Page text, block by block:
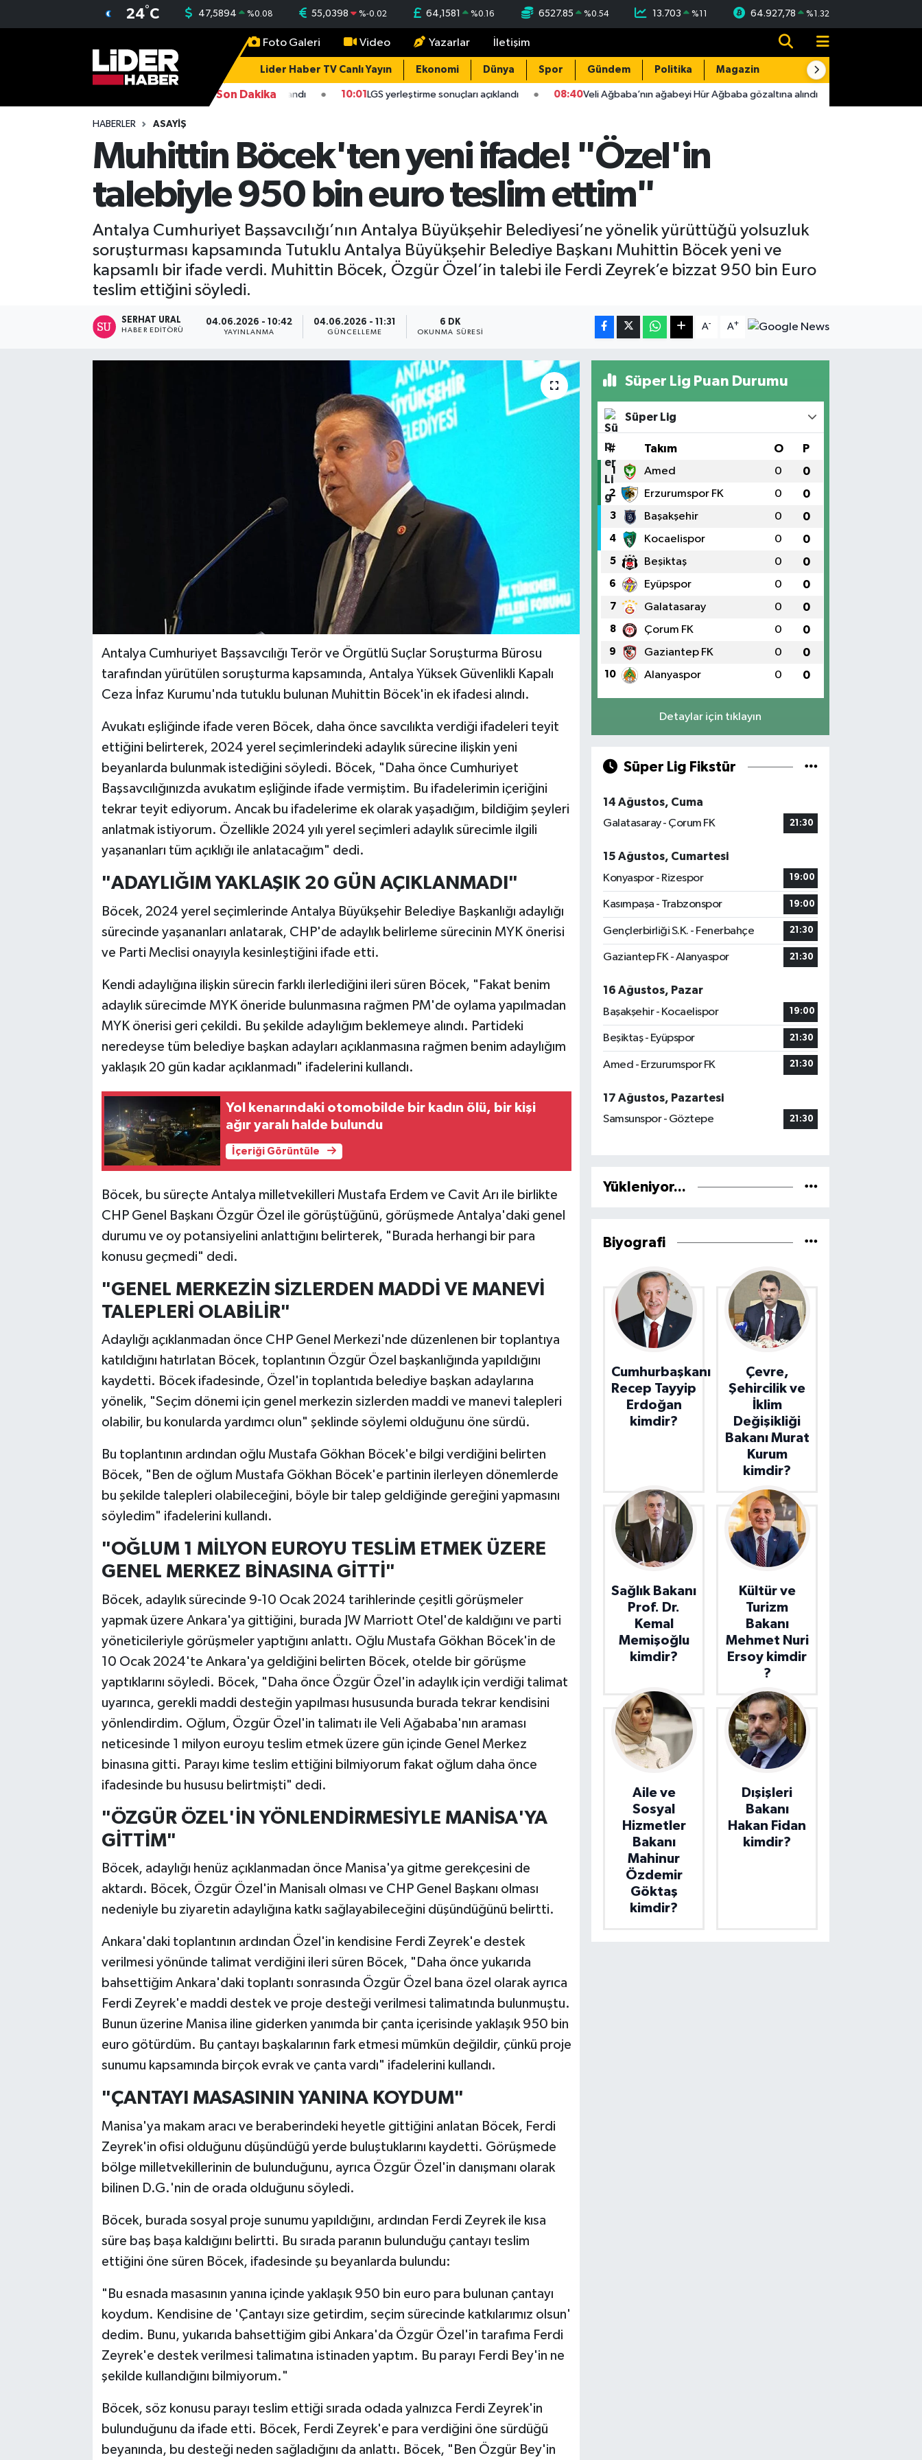
24°C 47,5894 %0.08 55,0398 %-0.02 64,1581 %0.16 6527.85 %0.54 13.703 %11 64.927,78 %1.32
Foto Galeri Video Yazarlar İletişim
Lider Haber TV Canlı Yayın Ekonomi Dünya Spor Gündem Politika Magazin Resmi İlanlar
Son Dakika
FETÖ üyesi Burkay Karatepe tutuklandı 10:01LGS yerleştirme sonuçları açıklandı 08:40Veli Ağbaba’nın ağabeyi Hür Ağbaba gözaltına alındı
HABERLER ASAYIŞ
Muhittin Böcek'ten yeni ifade! "Özel'in
talebiyle 950 bin euro teslim ettim"
Antalya Cumhuriyet Başsavcılığı’nın Antalya Büyükşehir Belediyesi’ne yönelik yürüttüğü yolsuzluk
soruşturması kapsamında Tutuklu Antalya Büyükşehir Belediye Başkanı Muhittin Böcek yeni ve
kapsamlı bir ifade verdi. Muhittin Böcek, Özgür Özel’in talebi ile Ferdi Zeyrek’e bizzat 950 bin Euro
teslim ettiğini söyledi.
SERHAT URAL
HABER EDITÖRÜ
04.06.2026 - 10:42
YAYINLANMA
04.06.2026 - 11:31
GÜNCELLEME
6 DK
OKUNMA SÜRESI
A- A+
Antalya Cumhuriyet Başsavcılığı Terör ve Örgütlü Suçlar Soruşturma Bürosu
tarafından yürütülen soruşturma kapsamında, Antalya Yüksek Güvenlikli Kapalı
Ceza İnfaz Kurumu'nda tutuklu bulunan Muhittin Böcek'in ek ifadesi alındı.
Avukatı eşliğinde ifade veren Böcek, daha önce savcılıkta verdiği ifadeleri teyit
ettiğini belirterek, 2024 yerel seçimlerindeki adaylık sürecine ilişkin yeni
beyanlarda bulunmak istediğini söyledi. Böcek, "Daha önce Cumhuriyet
Başsavcılığınızda avukatım eşliğinde ifade vermiştim. Bu ifadelerimin içeriğini
tekrar teyit ediyorum. Ancak bu ifadelerime ek olarak yaşadığım, bildiğim şeyleri
anlatmak istiyorum. Özellikle 2024 yılı yerel seçimleri adaylık sürecimle ilgili
yaşananları tüm açıklığı ile anlatacağım" dedi.
"ADAYLIĞIM YAKLAŞIK 20 GÜN AÇIKLANMADI"
Böcek, 2024 yerel seçimlerinde Antalya Büyükşehir Belediye Başkanlığı adaylığı
sürecinde yaşananları anlatarak, CHP'de adaylık belirleme sürecinin MYK önerisi
ve Parti Meclisi onayıyla kesinleştiğini ifade etti.
Kendi adaylığına ilişkin sürecin farklı ilerlediğini ileri süren Böcek, "Fakat benim
adaylık sürecimde MYK öneride bulunmasına rağmen PM'de oylama yapılmadan
MYK önerisi geri çekildi. Bu şekilde adaylığım beklemeye alındı. Partideki
neredeyse tüm belediye başkan adayları açıklanmasına rağmen benim adaylığım
yaklaşık 20 gün kadar açıklanmadı" ifadelerini kullandı.
Yol kenarındaki otomobilde bir kadın ölü, bir kişi
ağır yaralı halde bulundu
İçeriği Görüntüle
Böcek, bu süreçte Antalya milletvekilleri Mustafa Erdem ve Cavit Arı ile birlikte
CHP Genel Başkanı Özgür Özel ile görüştüğünü, görüşmede Antalya'daki genel
durumu ve oy potansiyelini anlattığını belirterek, "Burada herhangi bir para
konusu geçmedi" dedi.
"GENEL MERKEZİN SİZLERDEN MADDİ VE MANEVİ
TALEPLERİ OLABİLİR"
Adaylığı açıklanmadan önce CHP Genel Merkezi'nde düzenlenen bir toplantıya
katıldığını hatırlatan Böcek, toplantının Özgür Özel başkanlığında yapıldığını
kaydetti. Böcek ifadesinde, Özel'in toplantıda belediye başkan adaylarına
yönelik, "Seçim dönemi için genel merkezin sizlerden maddi ve manevi talepleri
olabilir, bu konularda yardımcı olun" şeklinde söylemi olduğunu öne sürdü.
Bu toplantının ardından oğlu Mustafa Gökhan Böcek'e bilgi verdiğini belirten
Böcek, "Ben de oğlum Mustafa Gökhan Böcek'e partinin ilerleyen dönemlerde
bu şekilde talepleri olabileceğini, böyle bir talep geldiğinde gereğini yapmasını
söyledim" ifadelerini kullandı.
"OĞLUM 1 MİLYON EUROYU TESLİM ETMEK ÜZERE
GENEL MERKEZ BİNASINA GİTTİ"
Böcek, adaylık sürecinde 9-10 Ocak 2024 tarihlerinde çeşitli görüşmeler
yapmak üzere Ankara'ya gittiğini, burada JW Marriott Otel'de kaldığını ve parti
yöneticileriyle görüşmeler yaptığını anlattı. Oğlu Mustafa Gökhan Böcek'in de
10 Ocak 2024'te Ankara'ya geldiğini belirten Böcek, otelde bir görüşme
yaptıklarını söyledi. Böcek, "Daha önce Özgür Özel'in adaylık için verdiği talimat
uyarınca, gerekli maddi desteğin yapılması hususunda burada tekrar kendisini
yönlendirdim. Oğlum, Özgür Özel'in talimatı ile Veli Ağababa'nın araması
neticesinde 1 milyon euroyu teslim etmek üzere gün içinde Genel Merkez
binasına gitti. Parayı kime teslim ettiğini bilmiyorum fakat oğlum daha önce
ifadesinde bu hususu belirtmişti" dedi.
"ÖZGÜR ÖZEL'İN YÖNLENDİRMESİYLE MANİSA'YA
GİTTİM"
Böcek, adaylığı henüz açıklanmadan önce Manisa'ya gitme gerekçesini de
aktardı. Böcek, Özgür Özel'in Manisalı olması ve CHP Genel Başkanı olması
nedeniyle bu ziyaretin adaylığına katkı sağlayabileceğini düşündüğünü belirtti.
Ankara'daki toplantının ardından Özel'in kendisine Ferdi Zeyrek'e destek
verilmesi yönünde talimat verdiğini ileri süren Böcek, "Daha önce yukarıda
bahsettiğim Ankara'daki toplantı sonrasında Özgür Özel bana özel olarak ayrıca
Ferdi Zeyrek'e maddi destek ve proje desteği verilmesi talimatında bulunmuştu.
Bunun üzerine Manisa iline giderken yanımda bir çanta içerisinde yaklaşık 950 bin
euro götürdüm. Bu çantayı başkalarının fark etmesi mümkün değildir, çünkü proje
sunumu kapsamında birçok evrak ve çanta vardı" ifadelerini kullandı.
"ÇANTAYI MASASININ YANINA KOYDUM"
Manisa'ya makam aracı ve beraberindeki heyetle gittiğini anlatan Böcek, Ferdi
Zeyrek'in ofisi olduğunu düşündüğü yerde buluştuklarını kaydetti. Görüşmede
bölge milletvekillerinin de bulunduğunu, ayrıca Özgür Özel'in danışmanı olarak
bilinen D.G.'nin de orada olduğunu söyledi.
Böcek, burada sosyal proje sunumu yapıldığını, ardından Ferdi Zeyrek ile kısa
süre baş başa kaldığını belirtti. Bu sırada paranın bulunduğu çantayı teslim
ettiğini öne süren Böcek, ifadesinde şu beyanlarda bulundu:
"Bu esnada masasının yanına içinde yaklaşık 950 bin euro para bulunan çantayı
koydum. Kendisine de 'Çantayı size getirdim, seçim sürecinde katkılarımız olsun'
dedim. Bunu, yukarıda bahsettiğim gibi Ankara'da Özgür Özel'in tarafıma Ferdi
Zeyrek'e destek verilmesi talimatına istinaden yaptım. Bu parayı Ferdi Bey'in ne
şekilde kullandığını bilmiyorum."
Böcek, söz konusu parayı teslim ettiği sırada odada yalnızca Ferdi Zeyrek'in
bulunduğunu da ifade etti. Böcek, Ferdi Zeyrek'e para verdiğini öne sürdüğü
beyanında, bu desteği neden sağladığını da anlattı. Böcek, "Ben Özgür Bey'in
Süper Lig Puan Durumu
Süper Lig
# Takım O P
1 Amed 0 0
2 Erzurumspor FK 0 0
3 Başakşehir 0 0
4 Kocaelispor 0 0
5 Beşiktaş 0 0
6 Eyüpspor 0 0
7 Galatasaray 0 0
8 Çorum FK 0 0
9 Gaziantep FK 0 0
10 Alanyaspor 0 0
Detaylar için tıklayın
Süper Lig Fikstür
14 Ağustos, Cuma
Galatasaray - Çorum FK
21:30
15 Ağustos, Cumartesi
Konyaspor - Rizespor
19:00
Kasımpaşa - Trabzonspor 19:00
Gençlerbirliği S.K. - Fenerbahçe 21:30
Gaziantep FK - Alanyaspor 21:30
16 Ağustos, Pazar
Başakşehir - Kocaelispor
19:00
Beşiktaş - Eyüpspor 21:30
Amed - Erzurumspor FK 21:30
17 Ağustos, Pazartesi
Samsunspor - Göztepe
21:30
Yükleniyor...
Biyografi
Cumhurbaşkanı
Recep Tayyip
Erdoğan
kimdir?
Çevre,
Şehircilik ve
İklim
Değişikliği
Bakanı Murat
Kurum
kimdir?
Sağlık Bakanı
Prof. Dr.
Kemal
Memişoğlu
kimdir?
Kültür ve
Turizm
Bakanı
Mehmet Nuri
Ersoy kimdir
?
Aile ve
Sosyal
Hizmetler
Bakanı
Mahinur
Özdemir
Göktaş
kimdir?
Dışişleri
Bakanı
Hakan Fidan
kimdir?
Nöbetçi Eczaneler
Hava Durumu
İstanbul Namaz Vakitleri
Trafik Durumu
Süper Lig Puan Durumu ve Fikstür
Tüm Manşetler
Son Dakika Haberleri
Haber Arşivi